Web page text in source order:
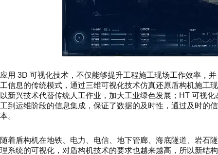
应用 3D 可视化技术，不仅能够提升工程施工现场工作效率，
工信息的传统模式，通过三维可视化技术仿真还原盾构机施工
以新兴技术代替传统人工作业，加大工业绿色发展；HT 可视
工到运维阶段的信息集成，保证了数据的及时性，通过及时的
本。
随着盾构机在地铁、电力、电信、地下管廊、海底隧道、岩石
理系统的可视化，对盾构机技术的要求也越来越高，所以新结